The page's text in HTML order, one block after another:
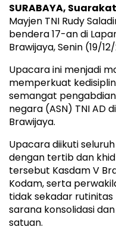
SURABAYA,
Mayjen TNI Rudy
bendera 17-an di
Brawijaya, Senin (19/
Upacara ini menjadi
memperkuat
semangat
negara (ASN) TNI AD
Brawijaya.
Upacara diikuti
dengan tertib dan
tersebut Kasdam V
Kodam, serta
tidak sekadar
sarana konsolidasi
satuan.